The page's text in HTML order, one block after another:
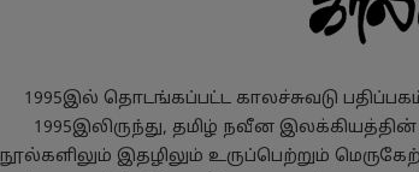
1995இல் தொடங்கப்பட்ட காலச்சுவடு
1995இலிருந்து, தமிழ் நவீன
நூல்களிலும் இதழிலும் உருப்பெற்றும்